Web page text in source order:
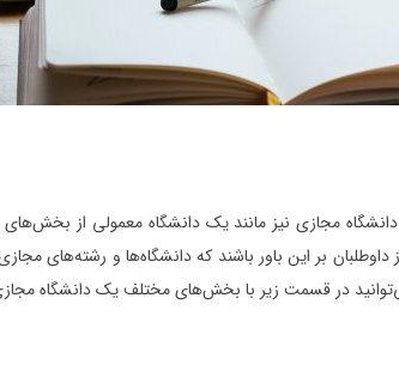
مجازی نیز مانند یک دانشگاه معمولی از
بر این باور باشند که دانشگاه‌ها و رشته‌های
در قسمت زیر با بخش‌های مختلف یک دانشگاه